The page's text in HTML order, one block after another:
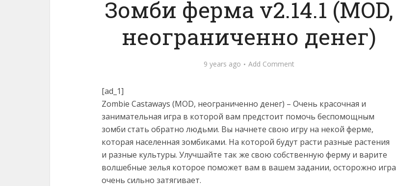
Зомби ферма v2.14.1 (MOD,
неограниченно денег)
9 years ago Add Comment
[ad_1]
Zombie Castaways (MOD, неограниченно денег) – Очень красочная и
занимательная игра в которой вам предстоит помочь беспомощным
зомби стать обратно людьми. Вы начнете свою игру на некой ферме,
которая населенная зомбиками. На которой будут расти разные растения
и разные культуры. Улучшайте так же свою собственную ферму и варите
волшебные зелья которое поможет вам в вашем задании, осторожно игра
очень сильно затягивает.